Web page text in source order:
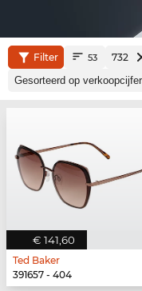
Filter 53 732
€ 141,60
Ted Baker
391657 - 404